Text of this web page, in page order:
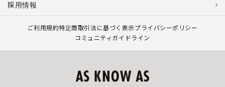
採用情報
ご利用規約特定商取引法に基づく表示プライバシーポリシー
コミュニティガイドライン